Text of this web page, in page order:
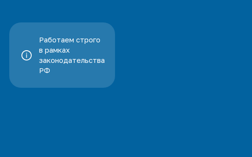
Работаем строго
в рамках
законодательства
РФ